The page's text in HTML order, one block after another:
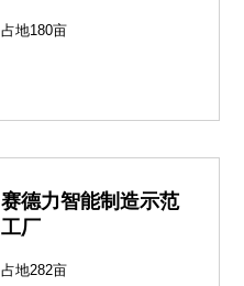
占地180亩
赛德力智能制造示范
工厂
占地282亩